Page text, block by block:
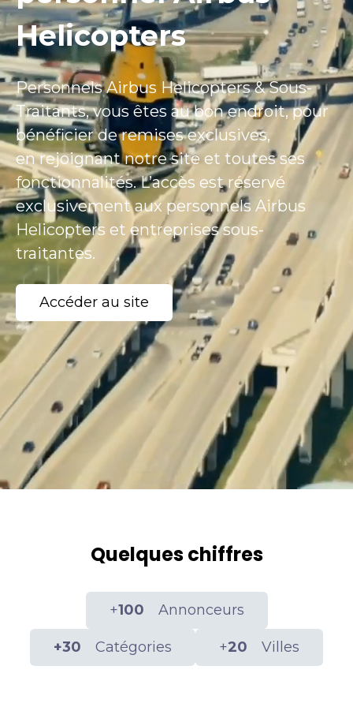
Helicopters
Personnels Airbus Helicopters & Sous-
Traitants, vous êtes au bon endroit, pour
bénéficier de remises exclusives,
en rejoignant notre site et toutes ses
fonctionnalités. L’accès est réservé
exclusivement aux personnels Airbus
Helicopters et entreprises sous-
traitantes.
Accéder au site
Quelques chiffres
+100 Annonceurs
+30 Catégories +20 Villes